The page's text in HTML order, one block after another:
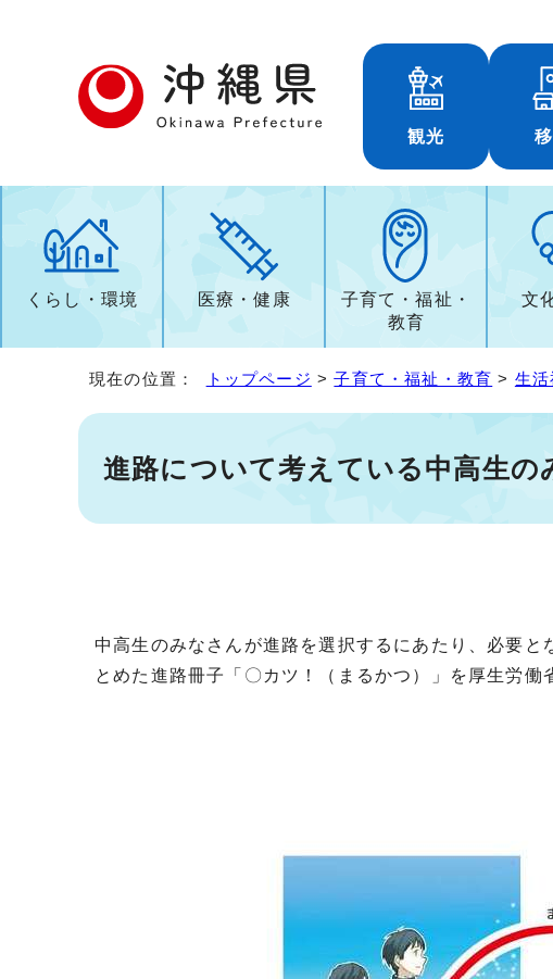
観光
くらし・環境 医療・健康
子育て・福祉・
教育
文
現在の位置： トップページ >子育て・福祉・教育 > 生活
進路について考えている中高生の
中高生のみなさんが進路を選択するにあたり、必要
とめた進路冊子「〇カツ！（まるかつ）」を厚生労働